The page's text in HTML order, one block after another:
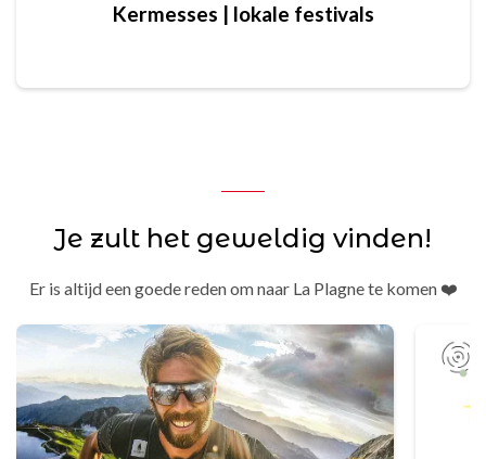
Kermesses | lokale festivals
Je zult het geweldig vinden!
Er is altijd een goede reden om naar La Plagne te komen ❤️